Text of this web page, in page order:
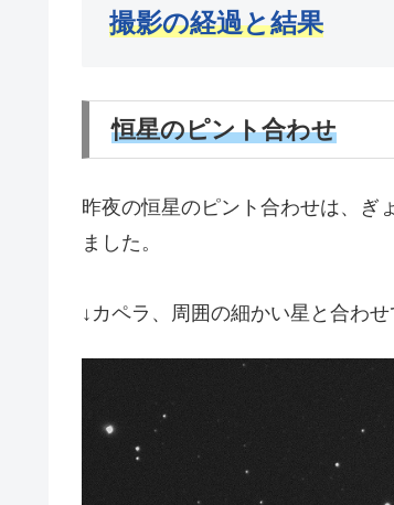
撮影の経過と結果
恒星のピント合わせ
昨夜の恒星のピント合わせは、ぎ
ました。
↓カペラ、周囲の細かい星と合わせ